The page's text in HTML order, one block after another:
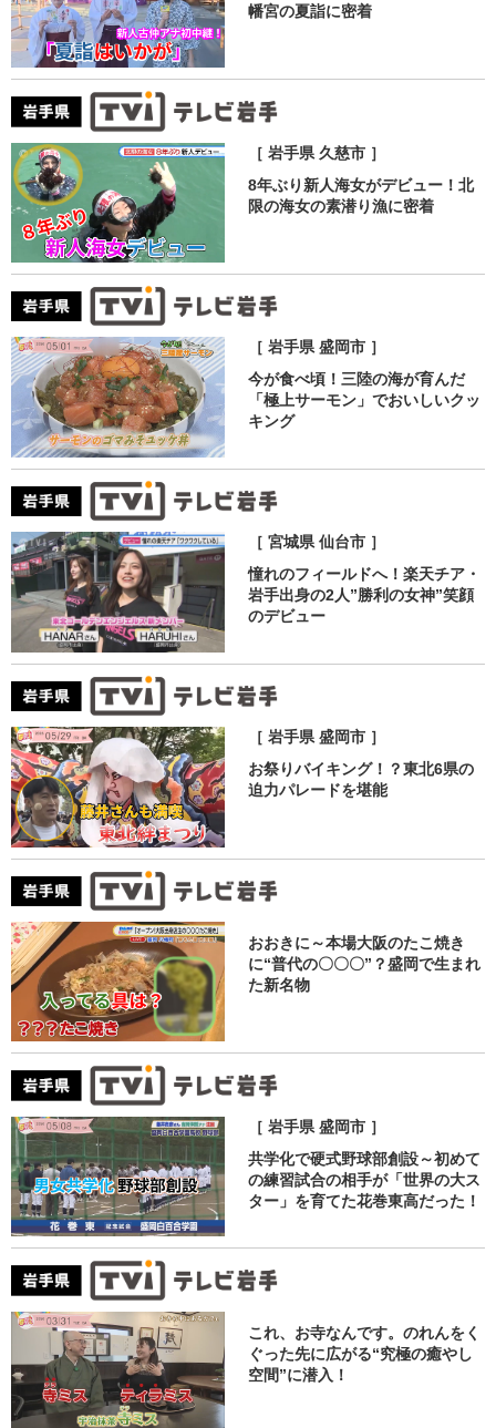
幡宮の夏詣に密着
［ 岩手県 久慈市 ］
8年ぶり新人海女がデビュー！北
限の海女の素潜り漁に密着
［ 岩手県 盛岡市 ］
今が食べ頃！三陸の海が育んだ
「極上サーモン」でおいしいクッ
キング
［ 宮城県 仙台市 ］
憧れのフィールドへ！楽天チア・
岩手出身の2人”勝利の女神”笑顔
のデビュー
［ 岩手県 盛岡市 ］
お祭りバイキング！？東北6県の
迫力パレードを堪能
おおきに～本場大阪のたこ焼き
に“普代の〇〇〇”？盛岡で生まれ
た新名物
［ 岩手県 盛岡市 ］
共学化で硬式野球部創設～初めて
の練習試合の相手が「世界の大ス
ター」を育てた花巻東高だった！
これ、お寺なんです。のれんをく
ぐった先に広がる“究極の癒やし
空間”に潜入！